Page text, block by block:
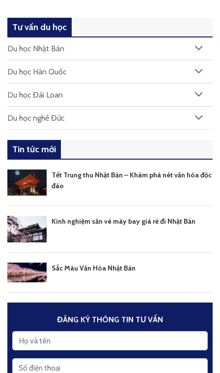
Tư vấn du học
Du học Nhật Bản
Du học Hàn Quốc
Du học Đài Loan
Du học nghề Đức
Tin tức mới
Tết Trung thu Nhật Bản – Khám phá nét văn hóa độc
đáo
Kinh nghiệm săn vé máy bay giá rẻ đi Nhật Bản
Sắc Màu Văn Hóa Nhật Bản
ĐĂNG KÝ THÔNG TIN TƯ VẤN